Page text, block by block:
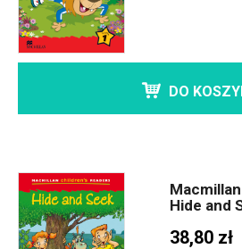
DO
Hide and
38,80 zł